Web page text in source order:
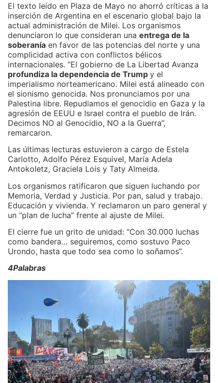
El texto leído en Plaza de Mayo no ahorró críticas a la
inserción de Argentina en el escenario global bajo la
actual administración de Milei. Los organismos
denunciaron lo que consideran una entrega de la
soberanía en favor de las potencias del norte y una
complicidad activa con conflictos bélicos
internacionales. “El gobierno de La Libertad Avanza
profundiza la dependencia de Trump y el
imperialismo norteamericano. Milei está alineado con
el sionismo genocida. Nos pronunciamos por una
Palestina libre. Repudiamos el genocidio en Gaza y la
agresión de EEUU e Israel contra el pueblo de Irán.
Decimos NO al Genocidio, NO a la Guerra”,
remarcaron.
Las últimas lecturas estuvieron a cargo de Estela
Carlotto, Adolfo Pérez Esquivel, María Adela
Antokoletz, Graciela Lois y Taty Almeida.
Los organismos ratificaron que siguen luchando por
Memoria, Verdad y Justicia. Por pan, salud y trabajo.
Educación y vivienda. Y reclamaron un paro general y
un “plan de lucha” frente al ajuste de Milei.
El cierre fue un grito de unidad: “Con 30.000 luchas
como bandera… seguiremos, como sostuvo Paco
Urondo, hasta que todo sea como lo soñamos”.
4Palabras